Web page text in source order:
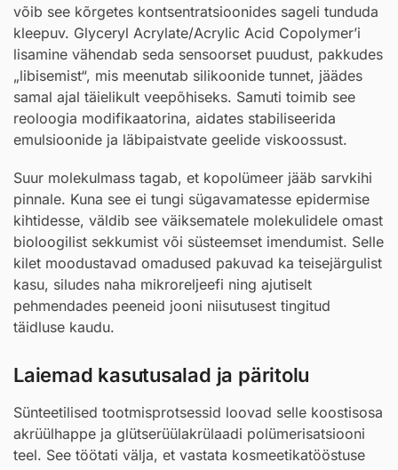
võib see kõrgetes kontsentratsioonides sageli tunduda
kleepuv. Glyceryl Acrylate/Acrylic Acid Copolymer’i
lisamine vähendab seda sensoorset puudust, pakkudes
„libisemist“, mis meenutab silikoonide tunnet, jäädes
samal ajal täielikult veepõhiseks. Samuti toimib see
reoloogia modifikaatorina, aidates stabiliseerida
emulsioonide ja läbipaistvate geelide viskoossust.
Suur molekulmass tagab, et kopolümeer jääb sarvkihi
pinnale. Kuna see ei tungi sügavamatesse epidermise
kihtidesse, väldib see väiksematele molekulidele omast
bioloogilist sekkumist või süsteemset imendumist. Selle
kilet moodustavad omadused pakuvad ka teisejärgulist
kasu, siludes naha mikroreljeefi ning ajutiselt
pehmendades peeneid jooni niisutusest tingitud
täidluse kaudu.
Laiemad kasutusalad ja päritolu
Sünteetilised tootmisprotsessid loovad selle koostisosa
akrüülhappe ja glütserüülakrülaadi polümerisatsiooni
teel. See töötati välja, et vastata kosmeetikatööstuse